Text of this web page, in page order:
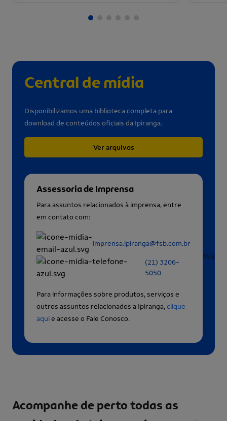
Central de mídia
Disponibilizamos uma biblioteca completa para
download de conteúdos oficiais da Ipiranga.
Ver arquivos
Assessoria de Imprensa
Para assuntos relacionados à imprensa, entre
em contato com:
imprensa.ipiranga@fsb.com.br
(21) 3206-
5050
Para informações sobre produtos, serviços e
outros assuntos relacionados a Ipiranga,clique
aquie acesse o Fale Conosco.
Acompanhe de perto todas as